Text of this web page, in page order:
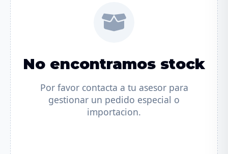
No encontramos stock
Por favor contacta a tu asesor para
gestionar un pedido especial o
importacion.